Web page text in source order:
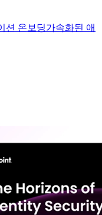
션 온보딩가속화된 애